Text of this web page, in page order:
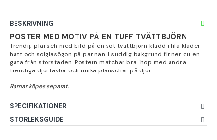
BESKRIVNING
POSTER MED MOTIV PÅ EN TUFF TVÄTTBJÖRN
Trendig plansch med bild på en söt tvättbjörn klädd i lila kläder,
hatt och solglasögon på pannan. I suddig bakgrund finner du en
gata från storstaden. Postern matchar bra ihop med andra
trendiga djurtavlor och unika planscher på djur.
SPECIFIKATIONER
STORLEKSGUIDE